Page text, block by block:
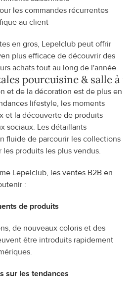
les commandes récurrentes
au client
en gros, Lepelclub peut offrir
plus efficace de découvrir des
achats tout au long de l'année.
pourcuisine & salle à
et de la décoration est de plus en
lifestyle, les moments
et la découverte de produits
sociaux. Les détaillants
fluide de parcourir les collections
produits les plus vendus.
Lepelclub, les ventes B2B en
:
de produits
de nouveaux coloris et des
être introduits rapidement
sur les tendances